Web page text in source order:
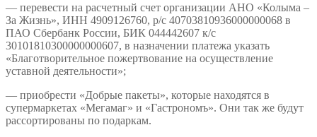
— перевести на расчетный счет организации АНО «Колыма –
За Жизнь», ИНН 4909126760, р/с 40703810936000000068 в
ПАО Сбербанк России, БИК 044442607 к/с
30101810300000000607, в назначении платежа указать
«Благотворительное пожертвование на осуществление
уставной деятельности»;
— приобрести «Добрые пакеты», которые находятся в
супермаркетах «Мегамаг» и «Гастрономъ». Они так же будут
рассортированы по подаркам.